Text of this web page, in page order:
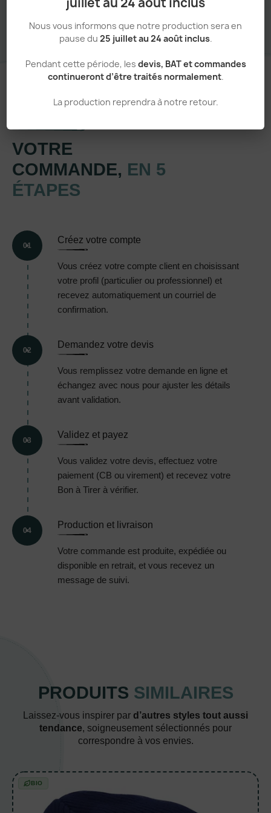
Nous vous informons que notre production sera en
pause du 25 juillet au 24 août inclus.
Pendant cette période, les devis, BAT et commandes
continueront d’être traités normalement.
La production reprendra à notre retour.
VOTRE
COMMANDE, EN 5
ÉTAPES
01
Créez votre compte
Vous créez votre compte client en choisissant
votre profil (particulier ou professionnel) et
recevez automatiquement un courriel de
confirmation.
02
Demandez votre devis
Vous remplissez votre demande en ligne et
échangez avec nous pour ajuster les détails
avant validation.
03
Validez et payez
Vous validez votre devis, effectuez votre
paiement (CB ou virement) et recevez votre
Bon à Tirer à vérifier.
04
Production et livraison
Votre commande est produite, expédiée ou
disponible en retrait, et vous recevez un
message de suivi.
PRODUITS SIMILAIRES
Laissez-vous inspirer par d’autres styles tout aussi
tendance, soigneusement sélectionnés pour
correspondre à vos envies.
BIO